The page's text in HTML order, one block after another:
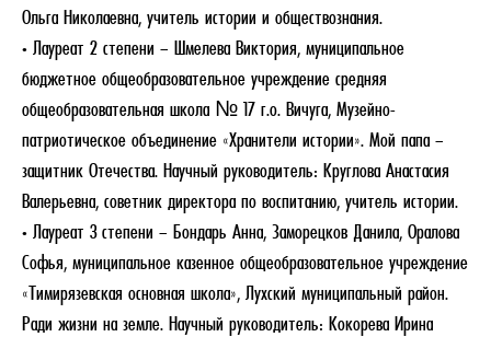
Ольга Николаевна, учитель истории и обществознания.
• Лауреат 2 степени – Шмелева Виктория, муниципальное
бюджетное общеобразовательное учреждение средняя
общеобразовательная школа № 17 г.о. Вичуга, Музейно-
патриотическое объединение «Хранители истории». Мой папа –
защитник Отечества. Научный руководитель: Круглова Анастасия
Валерьевна, советник директора по воспитанию, учитель истории.
• Лауреат 3 степени – Бондарь Анна, Заморецков Данила, Оралова
Софья, муниципальное казенное общеобразовательное учреждение
«Тимирязевская основная школа», Лухский муниципальный район.
Ради жизни на земле. Научный руководитель: Кокорева Ирина